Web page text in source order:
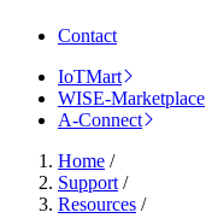
Contact
IoTMart
WISE-Marketplace
A-Connect
Home /
Support /
Resources /